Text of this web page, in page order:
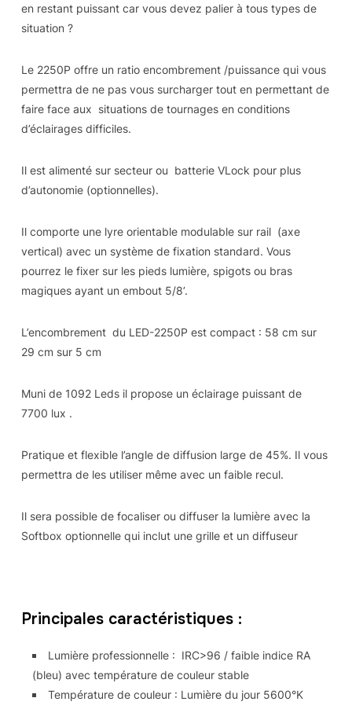
en restant puissant car vous devez palier à tous types de
situation ?
Le 2250P offre un ratio encombrement /puissance qui vous
permettra de ne pas vous surcharger tout en permettant de
faire face aux situations de tournages en conditions
d’éclairages difficiles.
Il est alimenté sur secteur ou batterie VLock pour plus
d’autonomie (optionnelles).
Il comporte une lyre orientable modulable sur rail (axe
vertical) avec un système de fixation standard. Vous
pourrez le fixer sur les pieds lumière, spigots ou bras
magiques ayant un embout 5/8’.
L’encombrement du LED-2250P est compact : 58 cm sur
29 cm sur 5 cm
Muni de 1092 Leds il propose un éclairage puissant de
7700 lux .
Pratique et flexible l’angle de diffusion large de 45%. Il vous
permettra de les utiliser même avec un faible recul.
Il sera possible de focaliser ou diffuser la lumière avec la
Softbox optionnelle qui inclut une grille et un diffuseur
Principales caractéristiques :
Lumière professionnelle : IRC>96 / faible indice RA
(bleu) avec température de couleur stable
Température de couleur : Lumière du jour 5600°K